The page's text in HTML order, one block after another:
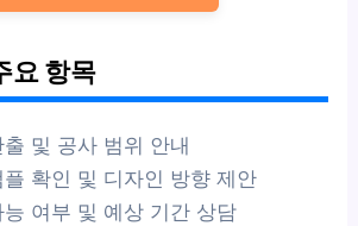
요 항목
및 공사 범위 안내
플 확인 및 디자인 방향 제안
능 여부 및 예상 기간 상담